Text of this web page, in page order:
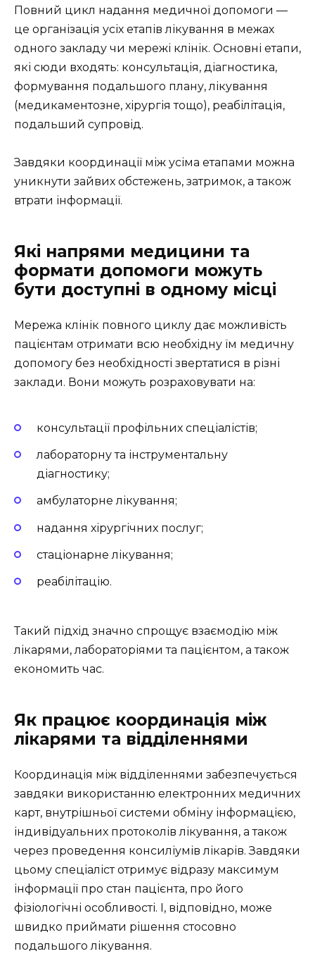
Повний цикл надання медичної допомоги —
це організація усіх етапів лікування в межах
одного закладу чи мережі клінік. Основні етапи,
які сюди входять: консультація, діагностика,
формування подальшого плану, лікування
(медикаментозне, хірургія тощо), реабілітація,
подальший супровід.
Завдяки координації між усіма етапами можна
уникнути зайвих обстежень, затримок, а також
втрати інформації.
Які напрями медицини та
формати допомоги можуть
бути доступні в одному місці
Мережа клінік повного циклу дає можливість
пацієнтам отримати всю необхідну їм медичну
допомогу без необхідності звертатися в різні
заклади. Вони можуть розраховувати на:
консультації профільних спеціалістів;
лабораторну та інструментальну
діагностику;
амбулаторне лікування;
надання хірургічних послуг;
стаціонарне лікування;
реабілітацію.
Такий підхід значно спрощує взаємодію між
лікарями, лабораторіями та пацієнтом, а також
економить час.
Як працює координація між
лікарями та відділеннями
Координація між відділеннями забезпечується
завдяки використанню електронних медичних
карт, внутрішньої системи обміну інформацією,
індивідуальних протоколів лікування, а також
через проведення консиліумів лікарів. Завдяки
цьому спеціаліст отримує відразу максимум
інформації про стан пацієнта, про його
фізіологічні особливості. І, відповідно, може
швидко приймати рішення стосовно
подальшого лікування.